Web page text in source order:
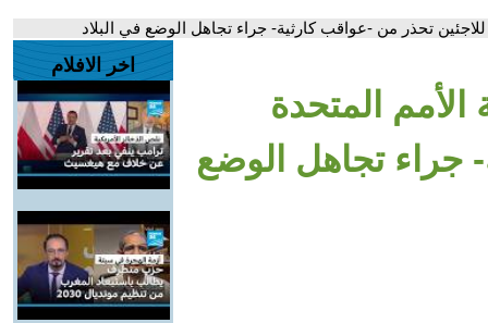
تحذر من -عواقب كارثية- جراء تجاهل الوضع في البلاد
المتحدة
جراء تجاهل الوضع
اخر الافلام